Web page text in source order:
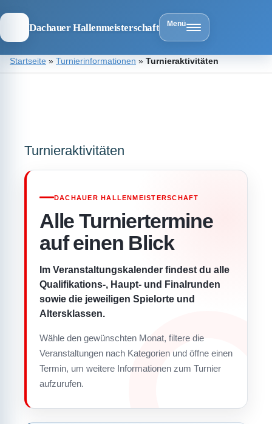
Dachauer Hallenmeisterschaft Menü
ZumStartseite » Turnierinformationen » Turnieraktivitäten
Turnieraktivitäten
DACHAUER HALLENMEISTERSCHAFT
Alle Turniertermine
auf einen Blick
Im Veranstaltungskalender findest du alle
Qualifikations-, Haupt- und Finalrunden
sowie die jeweiligen Spielorte und
Altersklassen.
Wähle den gewünschten Monat, filtere die
Veranstaltungen nach Kategorien und öffne einen
Termin, um weitere Informationen zum Turnier
aufzurufen.